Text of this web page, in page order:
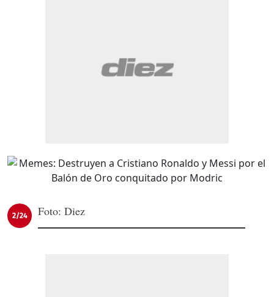
2/24 Foto: Diez